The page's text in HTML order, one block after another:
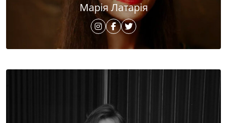
Марія Латарія